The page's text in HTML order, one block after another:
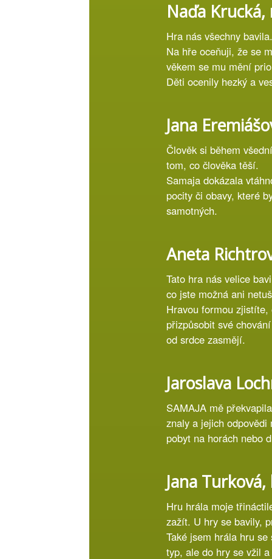
Naďa
Hra nás všechny
Na hře oceňuji, že se
věkem se mu mění
Děti ocenily hezký a
Jana
Člověk si během
tom, co člověka těší.
Samaja dokázala
pocity či obavy, které
samotných.
Aneta
Tato hra nás velice
co jste možná ani
Hravou formou
přizpůsobit své
od srdce zasmějí.
Jaroslava
SAMAJA mě
znaly a jejich
pobyt na horách nebo
Jana
Hru hrála moje
zažít. U hry se bavily,
Také jsem hrála hru
typ, ale do hry se vžil